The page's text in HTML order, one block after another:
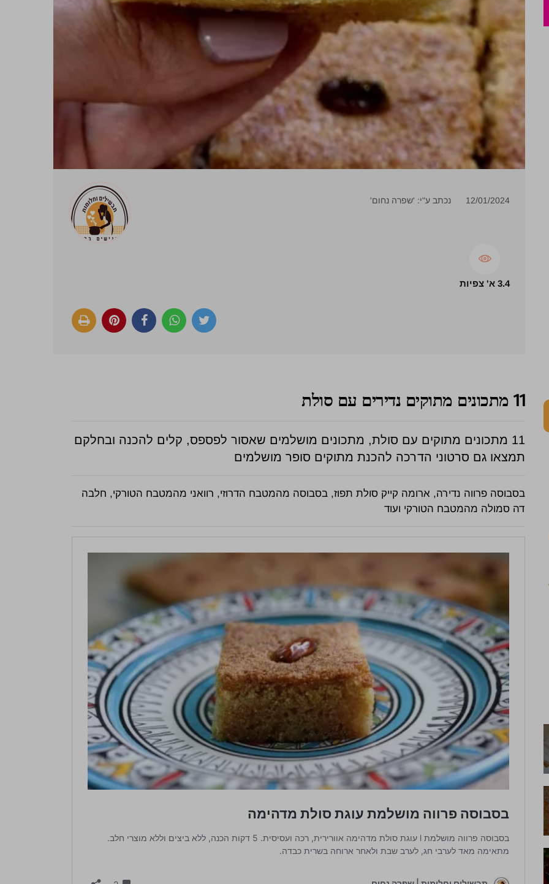
12/01/2024 נכתב ע"י: 'שפרה נחום'
3.4 א' צפיות
11 מתכונים מתוקים נדירים עם סולת
11 מתכונים מתוקים עם סולת, מתכונים מושלמים שאסור לפספס, קלים להכנה ובחלקם
תמצאו גם סרטוני הדרכה להכנת מתוקים סופר מושלמים
בסבוסה פרווה נדירה, ארומה קייק סולת תפוז, בסבוסה מהמטבח הדרוזי, רוואני מהמטבח הטורקי, חלבה
דה סמולה מהמטבח הטורקי ועוד